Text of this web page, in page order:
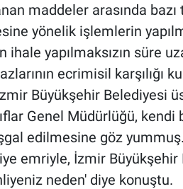
maddeler arasında
yönelik işlemlerin
ihale yapılmaksızın süre
ecrimisil karşılığı
Büyükşehir Belediyesi
Genel Müdürlüğü, kendi
edilmesine göz
emriyle, İzmir Büyükşehir
neden' diye konuştu.